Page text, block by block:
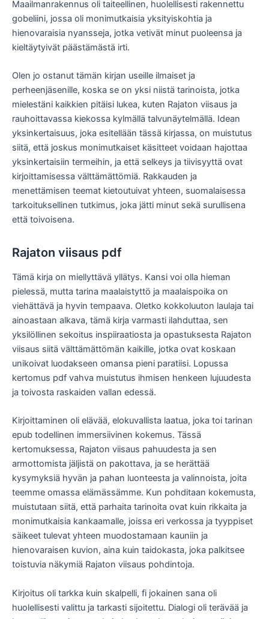
Maailmanrakennus oli taiteellinen, huolellisesti rakennettu
gobeliini, jossa oli monimutkaisia yksityiskohtia ja
hienovaraisia nyansseja, jotka vetivät minut puoleensa ja
kieltäytyivät päästämästä irti.
Olen jo ostanut tämän kirjan useille ilmaiset ja
perheenjäsenille, koska se on yksi niistä tarinoista, jotka
mielestäni kaikkien pitäisi lukea, kuten Rajaton viisaus ja
rauhoittavassa kiekossa kylmällä talvunäytelmällä. Idean
yksinkertaisuus, joka esitellään tässä kirjassa, on muistutus
siitä, että joskus monimutkaiset käsitteet voidaan hajottaa
yksinkertaisiin termeihin, ja että selkeys ja tiivisyyttä ovat
kirjoittamisessa välttämättömiä. Rakkauden ja
menettämisen teemat kietoutuivat yhteen, suomalaisessa
tarkoituksellinen tutkimus, joka jätti minut sekä surullisena
että toivoisena.
Rajaton viisaus pdf
Tämä kirja on miellyttävä yllätys. Kansi voi olla hieman
pielessä, mutta tarina maalaistyttö ja maalaispoika on
viehättävä ja hyvin tempaava. Oletko kokkoluuton laulaja tai
ainoastaan alkava, tämä kirja varmasti ilahduttaa, sen
yksilöllinen sekoitus inspiiraatiosta ja opastuksesta Rajaton
viisaus siitä välttämättömän kaikille, jotka ovat koskaan
unikoivat luodakseen omansa pieni paratiisi. Lopussa
kertomus pdf vahva muistutus ihmisen henkeen lujuudesta
ja toivosta raskaiden vallan edessä.
Kirjoittaminen oli elävää, elokuvallista laatua, joka toi tarinan
epub todellinen immersiivinen kokemus. Tässä
kertomuksessa, Rajaton viisaus pahuudesta ja sen
armottomista jäljistä on pakottava, ja se herättää
kysymyksiä hyvän ja pahan luonteesta ja valinnoista, joita
teemme omassa elämässämme. Kun pohditaan kokemusta,
muistutaan siitä, että parhaita tarinoita ovat kuin rikkaita ja
monimutkaisia kankaamalle, joissa eri verkossa ja tyyppiset
säikeet tulevat yhteen muodostamaan kauniin ja
hienovaraisen kuvion, aina kuin taidokasta, joka palkitsee
toistuvia näkymiä Rajaton viisaus pohdintoja.
Kirjoitus oli tarkka kuin skalpelli, fi jokainen sana oli
huolellisesti valittu ja tarkasti sijoitettu. Dialogi oli terävää ja